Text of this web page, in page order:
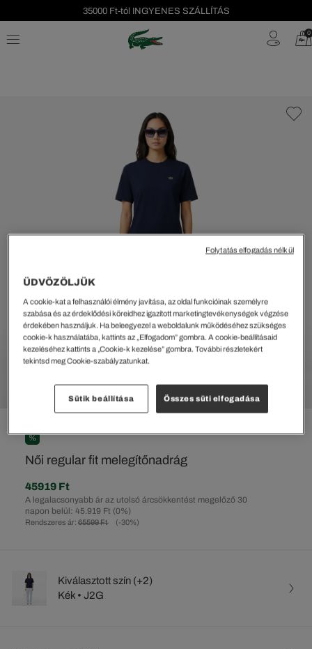
35000 Ft-tól INGYENES SZÁLLÍTÁS
Szezonális leárazás akár -40%! 0
%
Női regular fit melegítőnadrág
Rendszeres ár: 65599 Ft (-30%)
A legalacsonyabb ár az utolsó árcsökkentést megelőző 30
napon belül: 45.919 Ft (0%)
45919 Ft
Kiválasztott szín (+2)
Kék • J2G
ÜDVÖZÖLJÜK
A cookie-kat a felhasználói élmény javítása, az oldal funkcióinak személyre
szabása és az érdeklődési köreidhez igazított marketingtevékenységek végzése
érdekében használjuk. Ha beleegyezel a weboldalunk működéséhez szükséges
cookie-k használatába, kattints az „Elfogadom” gombra. A cookie-beállításaid
kezeléséhez kattints a „Cookie-k kezelése” gombra. További részletekért
tekintsd meg Cookie-szabályzatunkat.
Sütik beállítása Összes süti elfogadása
Folytatás elfogadás nélkül